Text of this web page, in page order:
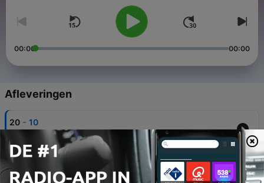
00:00 00:00
Afleveringen
20 - 10
12 aug. 2014
19 - 9
12 aug. 2014